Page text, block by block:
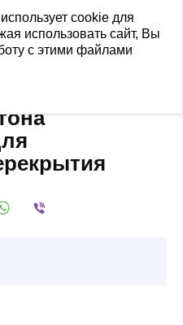
cookie для
использовать сайт, Вы
с этими файлами